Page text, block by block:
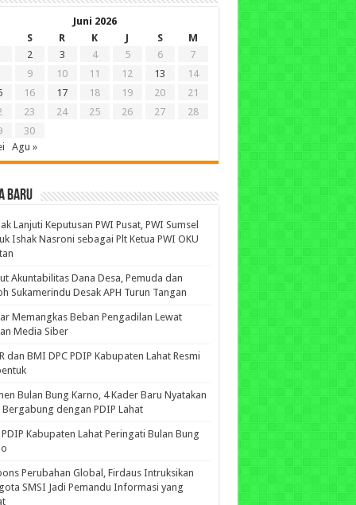
Juni 2026
S R K J S
M
2 3 4 5 6
7
9 10 11 12 13
14
16 17 18 19 20
21
23 24 25 26 27
28
30
Agu »
BARU
Lanjuti Keputusan PWI Pusat, PWI Sumsel
Ishak Nasroni sebagai Plt Ketua PWI OKU
Akuntabilitas Dana Desa, Pemuda dan
Sukamerindu Desak APH Turun Tangan
Memangkas Beban Pengadilan Lewat
Media Siber
dan BMI DPC PDIP Kabupaten Lahat Resmi
Bulan Bung Karno, 4 Kader Baru Nyatakan
Bergabung dengan PDIP Lahat
PDIP Kabupaten Lahat Peringati Bulan Bung
Perubahan Global, Firdaus Intruksikan
SMSI Jadi Pemandu Informasi yang